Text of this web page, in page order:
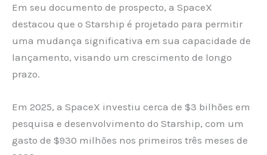
Em seu documento de prospecto, a SpaceX
destacou que o Starship é projetado para permitir
uma mudança significativa em sua capacidade de
lançamento, visando um crescimento de longo
prazo.
Em 2025, a SpaceX investiu cerca de $3 bilhões em
pesquisa e desenvolvimento do Starship, com um
gasto de $930 milhões nos primeiros três meses de